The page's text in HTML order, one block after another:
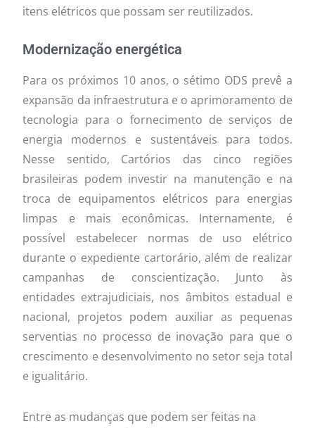
itens elétricos que possam ser reutilizados.
Modernização energética
Para os próximos 10 anos, o sétimo ODS prevê a
expansão da infraestrutura e o aprimoramento de
tecnologia para o fornecimento de serviços de
energia modernos e sustentáveis para todos.
Nesse sentido, Cartórios das cinco regiões
brasileiras podem investir na manutenção e na
troca de equipamentos elétricos para energias
limpas e mais econômicas. Internamente, é
possível estabelecer normas de uso elétrico
durante o expediente cartorário, além de realizar
campanhas de conscientização. Junto às
entidades extrajudiciais, nos âmbitos estadual e
nacional, projetos podem auxiliar as pequenas
serventias no processo de inovação para que o
crescimento e desenvolvimento no setor seja total
e igualitário.
Entre as mudanças que podem ser feitas na